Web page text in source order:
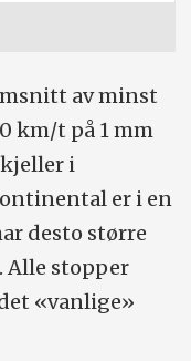
av minst
km/t på 1 mm
i
er i en
desto større
Alle stopper
«vanlige»